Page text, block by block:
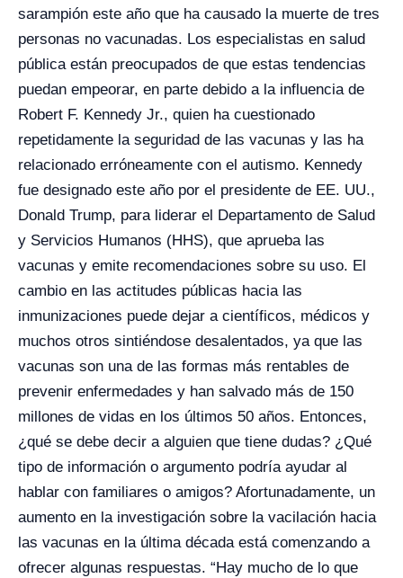
sarampión este año que ha causado la muerte de tres
personas no vacunadas. Los especialistas en salud
pública están preocupados de que estas tendencias
puedan empeorar, en parte debido a la influencia de
Robert F. Kennedy Jr., quien ha cuestionado
repetidamente la seguridad de las vacunas y las ha
relacionado erróneamente con el autismo. Kennedy
fue designado este año por el presidente de EE. UU.,
Donald Trump, para liderar el Departamento de Salud
y Servicios Humanos (HHS), que aprueba las
vacunas y emite recomendaciones sobre su uso. El
cambio en las actitudes públicas hacia las
inmunizaciones puede dejar a científicos, médicos y
muchos otros sintiéndose desalentados, ya que las
vacunas son una de las formas más rentables de
prevenir enfermedades y han salvado más de 150
millones de vidas en los últimos 50 años. Entonces,
¿qué se debe decir a alguien que tiene dudas? ¿Qué
tipo de información o argumento podría ayudar al
hablar con familiares o amigos? Afortunadamente, un
aumento en la investigación sobre la vacilación hacia
las vacunas en la última década está comenzando a
ofrecer algunas respuestas. “Hay mucho de lo que